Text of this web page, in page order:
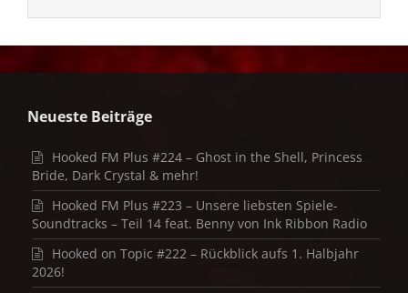
Neueste Beiträge
Hooked FM Plus #224 – Ghost in the Shell, Princess
Bride, Dark Crystal & mehr!
Hooked FM Plus #223 – Unsere liebsten Spiele-
Soundtracks – Teil 14 feat. Benny von Ink Ribbon Radio
Hooked on Topic #222 – Rückblick aufs 1. Halbjahr
2026!